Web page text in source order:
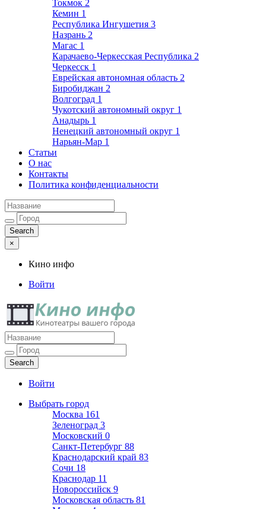
Токмок 2
Кемин 1
Республика Ингушетия 3
Назрань 2
Магас 1
Карачаево-Черкесская Республика 2
Черкесск 1
Еврейская автономная область 2
Биробиджан 2
Волгоград 1
Чукотский автономный округ 1
Анадырь 1
Ненецкий автономный округ 1
Нарьян-Мар 1
Статьи
О нас
Контакты
Политика конфиденциальности
×
Кино инфо
Войти
Кино инфо
Кинотеатры вашего города
Войти
Выбрать город
Москва 161
Зеленоград 3
Московский 0
Санкт-Петербург 88
Краснодарский край 83
Сочи 18
Краснодар 11
Новороссийск 9
Московская область 81